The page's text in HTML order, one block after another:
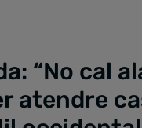
“No cal
atendre